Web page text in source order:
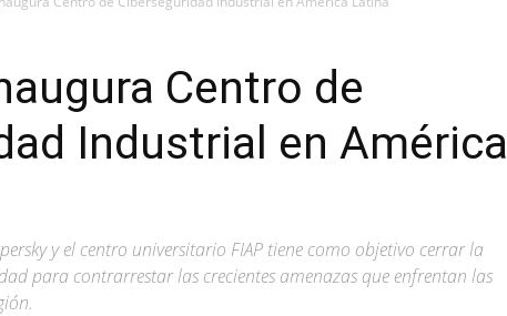
Colombia
Centro de
Industrial en América
y el centro universitario FIAP tiene como objetivo cerrar la
para contrarrestar las crecientes amenazas que enfrentan las